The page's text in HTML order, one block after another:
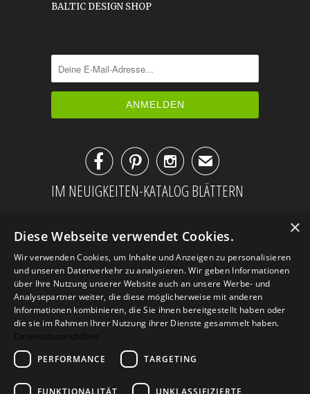
BALTIC DESIGN SHOP
✉
IM NEUIGKEITEN-KATALOG BLÄTTERN
AGB Datenschutz
Impressum
Kontakt
×
Diese Webseite verwendet Cookies.
Wir verwenden Cookies, um Inhalte und Anzeigen zu personalisieren
und unseren Datenverkehr zu analysieren. Wir geben Informationen
über Ihre Nutzung unserer Website auch an unsere Werbe- und
Analysepartner weiter, die diese möglicherweise mit anderen
Informationen kombinieren, die Sie ihnen bereitgestellt haben oder
die sie im Rahmen Ihrer Nutzung ihrer Dienste gesammelt haben.
Datenschutzrichtlinie
PERFORMANCE
TARGETING
FUNKTIONALITÄT UNKLASSIFIZIERTE